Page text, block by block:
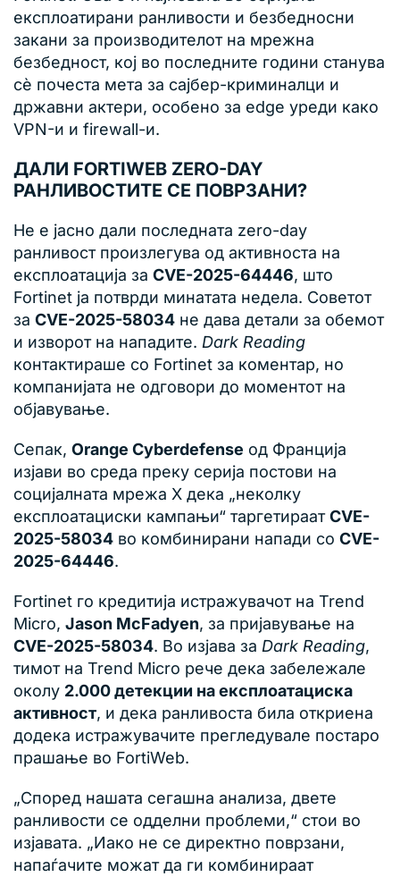
експлоатирани ранливости и безбедносни
закани за производителот на мрежна
безбедност, кој во последните години станува
сè почеста мета за сајбер-криминалци и
државни актери, особено за edge уреди како
VPN-и и firewall-и.
ДАЛИ FORTIWEB ZERO-DAY
РАНЛИВОСТИТЕ СЕ ПОВРЗАНИ?
Не е јасно дали последната zero-day
ранливост произлегува од активноста на
експлоатација за CVE-2025-64446, што
Fortinet ја потврди минатата недела. Советот
за CVE-2025-58034 не дава детали за обемот
и изворот на нападите. Dark Reading
контактираше со Fortinet за коментар, но
компанијата не одговори до моментот на
објавување.
Сепак, Orange Cyberdefense од Франција
изјави во среда преку серија постови на
социјалната мрежа X дека „неколку
експлоатациски кампањи“ таргетираатCVE-
2025-58034 во комбинирани напади со CVE-
2025-64446.
Fortinet го кредитија истражувачот на Trend
Micro, Jason McFadyen, за пријавување на
CVE-2025-58034. Во изјава за Dark Reading,
тимот на Trend Micro рече дека забележале
околу 2.000 детекции на експлоатациска
активност, и дека ранливоста била откриена
додека истражувачите прегледувале постаро
прашање во FortiWeb.
„Според нашата сегашна анализа, двете
ранливости се одделни проблеми,“ стои во
изјавата. „Иако не се директно поврзани,
напаѓачите можат да ги комбинираат